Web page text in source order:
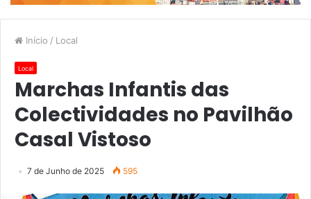
Início / Local
Local
Marchas Infantis das
Colectividades no Pavilhão
Casal Vistoso
7 de Junho de 2025 595